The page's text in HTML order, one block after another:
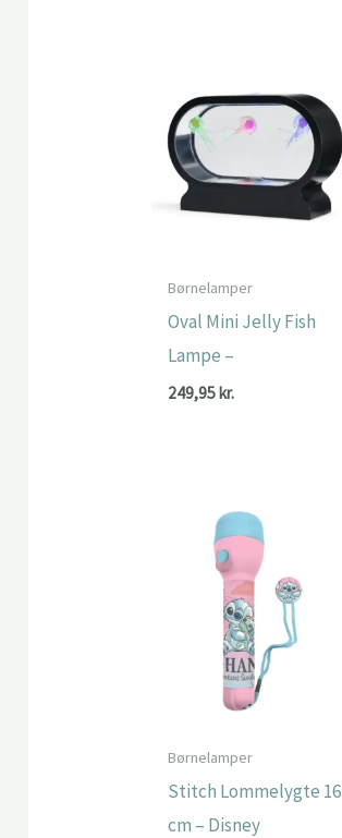
Børnelamper
Oval Mini Jelly Fish
Lampe –
249,95kr.
Børnelamper
Stitch Lommelygte 16
cm – Disney